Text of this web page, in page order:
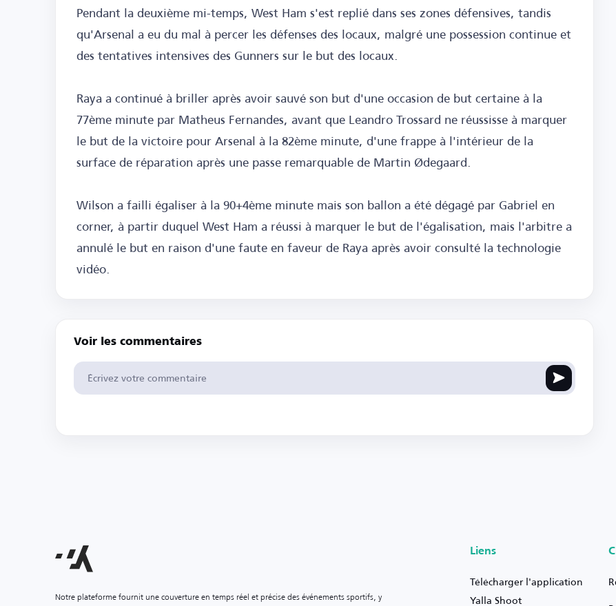
Pendant la deuxième mi-temps, West Ham s'est replié dans ses zones défensives, tandis
qu'Arsenal a eu du mal à percer les défenses des locaux, malgré une possession continue et
des tentatives intensives des Gunners sur le but des locaux.
Raya a continué à briller après avoir sauvé son but d'une occasion de but certaine à la
77ème minute par Matheus Fernandes, avant que Leandro Trossard ne réussisse à marquer
le but de la victoire pour Arsenal à la 82ème minute, d'une frappe à l'intérieur de la
surface de réparation après une passe remarquable de Martin Ødegaard.
Wilson a failli égaliser à la 90+4ème minute mais son ballon a été dégagé par Gabriel en
corner, à partir duquel West Ham a réussi à marquer le but de l'égalisation, mais l'arbitre a
annulé le but en raison d'une faute en faveur de Raya après avoir consulté la technologie
vidéo.
Voir les commentaires
Notre plateforme fournit une couverture en temps réel et précise des événements sportifs, y
Liens
Télécharger l'application
Yalla Shoot